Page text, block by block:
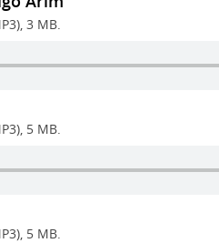
3 MB.
5 MB.
5 MB.